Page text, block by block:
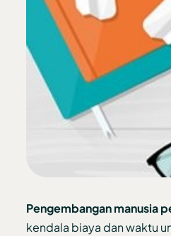
Pengembangan manusia
kendala biaya dan waktu